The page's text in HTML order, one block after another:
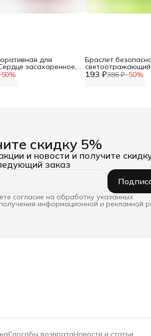
50%
для
засахаренное,
193 ₽386 ₽−50%
Браслет
светоотражающий
скидку 5%
и новости и получите
заказ
согласие на обработку указанных
информационной и рекламной
Способы возвратаНовости и статьи